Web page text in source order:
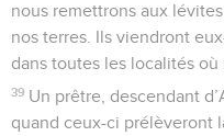
nous remettrons aux
nos terres. Ils viendront
dans toutes les localités où
39 Un prêtre, descendant
quand ceux-ci prélèveront